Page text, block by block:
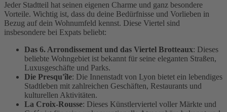
Jeder Stadtteil hat seinen eigenen Charme und ganz besondere
Vorteile. Wichtig ist, dass du deine Bedürfnisse und Vorlieben in
Bezug auf dein Wohnumfeld kennst. Diese Viertel sind
insbesondere bei Expats beliebt:
Das 6. Arrondissement und das Viertel Brotteaux: Dieses
beliebte Wohngebiet ist bekannt für seine eleganten Straßen,
Luxusgeschäfte und Parks.
Die Presqu'île: Die Innenstadt von Lyon bietet ein lebendiges
Stadtleben mit zahlreichen Geschäften, Restaurants und
kulturellen Aktivitäten.
La Croix-Rousse: Dieses Künstlerviertel voller Märkte und